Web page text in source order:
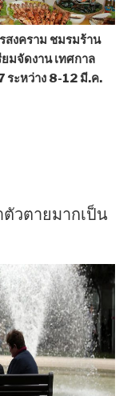
สงคราม ชมรมร้าน
มจัดงาน เทศกาล
ระหว่าง 8-12 มี.ค.
วตายมากเป็น